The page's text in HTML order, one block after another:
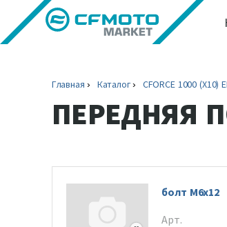
Главная Каталог CFORCE 1000 (X10)
ПЕРЕДНЯЯ
болт М6х12
Арт.